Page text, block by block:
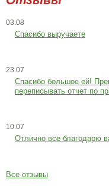
03.08
Спасибо выручаете
23.07
Cпасибо большое ей!
переписывать отчет по
10.07
Отлично все благодарю
Все отзывы